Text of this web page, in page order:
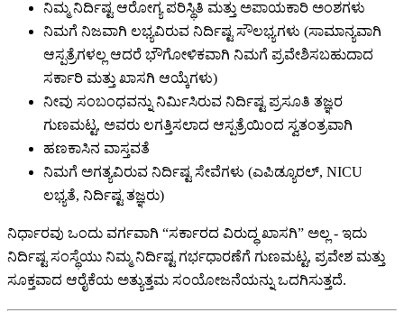
ನಿಮ್ಮ ನಿರ್ದಿಷ್ಟ ಆರೋಗ್ಯ ಪರಿಸ್ಥಿತಿ ಮತ್ತು ಅಪಾಯಕಾರಿ ಅಂಶಗಳು
ನಿಮಗೆ ನಿಜವಾಗಿ ಲಭ್ಯವಿರುವ ನಿರ್ದಿಷ್ಟ ಸೌಲಭ್ಯಗಳು (ಸಾಮಾನ್ಯವಾಗಿ
ಆಸ್ಪತ್ರೆಗಳಲ್ಲ ಆದರೆ ಭೌಗೋಳಿಕವಾಗಿ ನಿಮಗೆ ಪ್ರವೇಶಿಸಬಹುದಾದ
ಸರ್ಕಾರಿ ಮತ್ತು ಖಾಸಗಿ ಆಯ್ಕೆಗಳು)
ನೀವು ಸಂಬಂಧವನ್ನು ನಿರ್ಮಿಸಿರುವ ನಿರ್ದಿಷ್ಟ ಪ್ರಸೂತಿ ತಜ್ಞರ
ಗುಣಮಟ್ಟ, ಅವರು ಲಗತ್ತಿಸಲಾದ ಆಸ್ಪತ್ರೆಯಿಂದ ಸ್ವತಂತ್ರವಾಗಿ
ಹಣಕಾಸಿನ ವಾಸ್ತವತೆ
ನಿಮಗೆ ಅಗತ್ಯವಿರುವ ನಿರ್ದಿಷ್ಟ ಸೇವೆಗಳು (ಎಪಿಡ್ಯೂರಲ್, NICU
ಲಭ್ಯತೆ, ನಿರ್ದಿಷ್ಟ ತಜ್ಞರು)
ನಿರ್ಧಾರವು ಒಂದು ವರ್ಗವಾಗಿ “ಸರ್ಕಾರದ ವಿರುದ್ಧ ಖಾಸಗಿ” ಅಲ್ಲ - ಇದು
ನಿರ್ದಿಷ್ಟ ಸಂಸ್ಥೆಯು ನಿಮ್ಮ ನಿರ್ದಿಷ್ಟ ಗರ್ಭಧಾರಣೆಗೆ ಗುಣಮಟ್ಟ, ಪ್ರವೇಶ ಮತ್ತು
ಸೂಕ್ತವಾದ ಆರೈಕೆಯ ಅತ್ಯುತ್ತಮ ಸಂಯೋಜನೆಯನ್ನು ಒದಗಿಸುತ್ತದೆ.